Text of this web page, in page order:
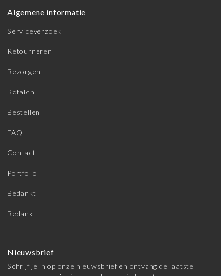
Algemene informatie
Serviceverzoek
Retourneren
Bezorgen
Betalen
Bestellen
FAQ
Contact
Portfolio
Bedankt
Bedankt
Nieuwsbrief
Schrijf je in op onze nieuwsbrief en ontvang de laatste